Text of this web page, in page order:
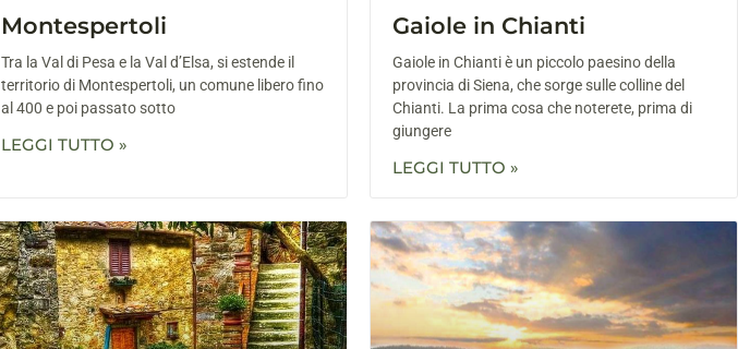
Montespertoli
Tra la Val di Pesa e la Val d’Elsa, si estende il
territorio di Montespertoli, un comune libero fino
al 400 e poi passato sotto
LEGGI TUTTO »
Gaiole in Chianti
Gaiole in Chianti è un piccolo paesino della
provincia di Siena, che sorge sulle colline del
Chianti. La prima cosa che noterete, prima di
giungere
LEGGI TUTTO »